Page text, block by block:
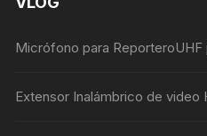
Micrófono para ReporteroUHF
Extensor Inalámbrico de video